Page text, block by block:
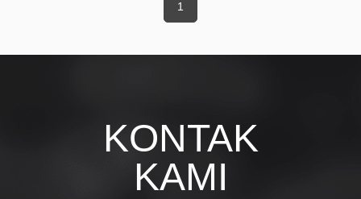
1
KONTAK
KAMI